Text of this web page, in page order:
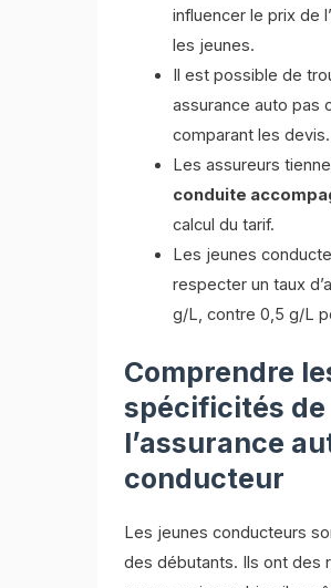
influencer le prix de
les jeunes.
Il est possible de
assurance auto pas
comparant les devis.
Les assureurs
conduite
calcul du tarif.
Les jeunes
respecter un taux
g/L, contre 0,5 g/L
Comprendre
spécificités de
l’assurance
conducteur
Les jeunes conducteurs
des débutants. Ils ont des